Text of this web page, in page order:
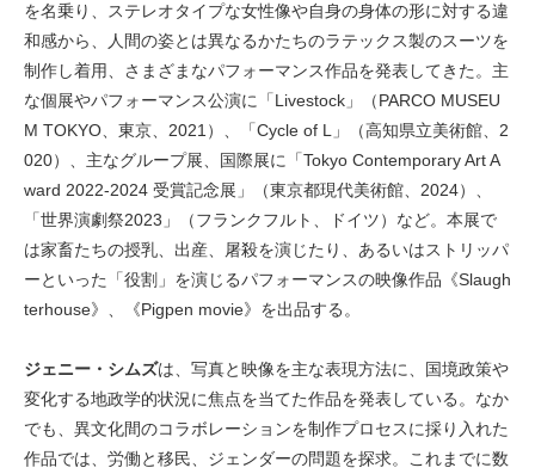
を名乗り、ステレオタイプな女性像や自身の身体の形に対する違
和感から、人間の姿とは異なるかたちのラテックス製のスーツを
制作し着用、さまざまなパフォーマンス作品を発表してきた。主
な個展やパフォーマンス公演に「Livestock」（PARCO MUSEU
M TOKYO、東京、2021）、「Cycle of L」（高知県立美術館、2
020）、主なグループ展、国際展に「Tokyo Contemporary Art A
ward 2022-2024 受賞記念展」（東京都現代美術館、2024）、
「世界演劇祭2023」（フランクフルト、ドイツ）など。本展で
は家畜たちの授乳、出産、屠殺を演じたり、あるいはストリッパ
ーといった「役割」を演じるパフォーマンスの映像作品《Slaugh
terhouse》、《Pigpen movie》を出品する。
ジェニー・シムズは、写真と映像を主な表現方法に、国境政策や
変化する地政学的状況に焦点を当てた作品を発表している。なか
でも、異文化間のコラボレーションを制作プロセスに採り入れた
作品では、労働と移民、ジェンダーの問題を探求。これまでに数